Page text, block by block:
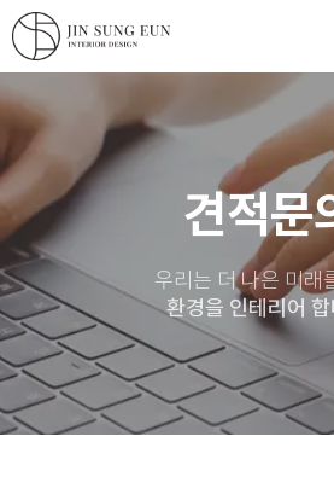
견적문
우리는 더 나은 미래
환경을 인테리어